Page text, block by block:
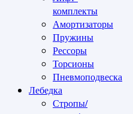
комплекты
Амортизаторы
Пружины
Рессоры
Торсионы
Пневмоподвеска
Лебедка
Стропы/